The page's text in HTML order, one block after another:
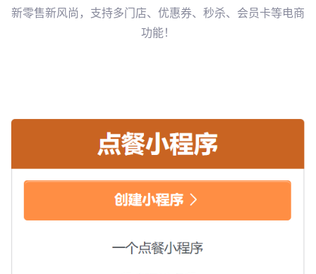
新零售新风尚，支持多门店、优惠券、秒杀、会员卡等电商
功能！